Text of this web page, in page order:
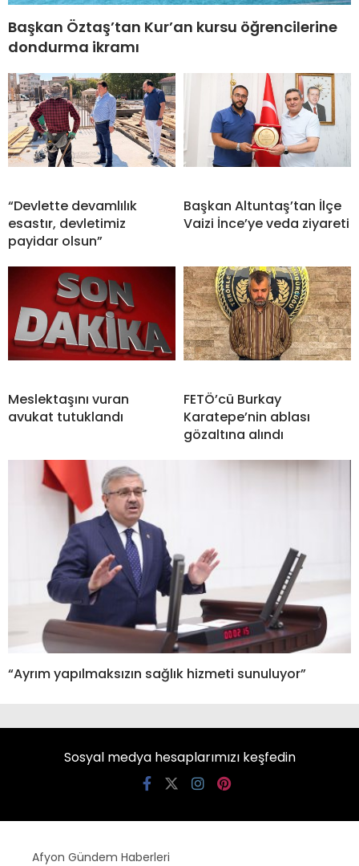
Başkan Öztaş’tan Kur’an kursu öğrencilerine
dondurma ikramı
“Devlette devamlılık
esastır, devletimiz
payidar olsun”
Başkan Altuntaş’tan İlçe
Vaizi İnce’ye veda ziyareti
Meslektaşını vuran
avukat tutuklandı
FETÖ’cü Burkay
Karatepe’nin ablası
gözaltına alındı
“Ayrım yapılmaksızın sağlık hizmeti sunuluyor”
Sosyal medya hesaplarımızı keşfedin
Afyon Gündem Haberleri